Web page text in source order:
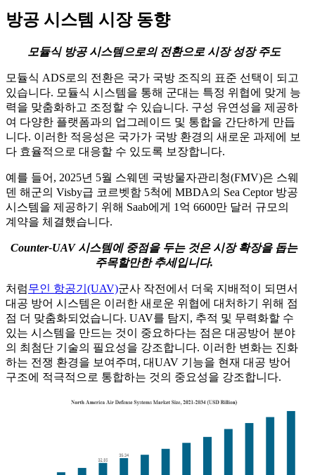
방공 시스템 시장 동향
모듈식 방공 시스템으로의 전환으로 시장 성장 주도
모듈식 ADS로의 전환은 국가 국방 조직의 표준 선택이 되고
있습니다. 모듈식 시스템을 통해 군대는 특정 위협에 맞게 능
력을 맞춤화하고 조정할 수 있습니다. 구성 유연성을 제공하
여 다양한 플랫폼과의 업그레이드 및 통합을 간단하게 만듭
니다. 이러한 적응성은 국가가 국방 환경의 새로운 과제에 보
다 효율적으로 대응할 수 있도록 보장합니다.
예를 들어, 2025년 5월 스웨덴 국방물자관리청(FMV)은 스웨
덴 해군의 Visby급 코르벳함 5척에 MBDA의 Sea Ceptor 방공
시스템을 제공하기 위해 Saab에게 1억 6600만 달러 규모의
계약을 체결했습니다.
Counter-UAV 시스템에 중점을 두는 것은 시장 확장을 돕는
주목할만한 추세입니다.
처럼무인 항공기(UAV)군사 작전에서 더욱 지배적이 되면서
대공 방어 시스템은 이러한 새로운 위협에 대처하기 위해 점
점 더 맞춤화되었습니다. UAV를 탐지, 추적 및 무력화할 수
있는 시스템을 만드는 것이 중요하다는 점은 대공방어 분야
의 최첨단 기술의 필요성을 강조합니다. 이러한 변화는 진화
하는 전쟁 환경을 보여주며, 대UAV 기능을 현재 대공 방어
구조에 적극적으로 통합하는 것의 중요성을 강조합니다.